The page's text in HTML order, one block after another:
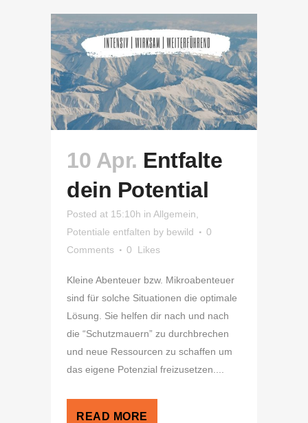
10 Apr. Entfalte
dein Potential
Posted at 15:10h in Allgemein
Potentiale entfalten by bewild
0
Comments
0 Likes
Kleine Abenteuer bzw. Mikroabenteuer
sind für solche Situationen die optimale
Lösung. Sie helfen dir nach und nach
die “Schutzmauern” zu durchbrechen
und neue Ressourcen zu schaffen um
das eigene Potenzial freizusetzen....
READ MORE